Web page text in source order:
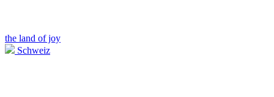
the land of joy
Schweiz